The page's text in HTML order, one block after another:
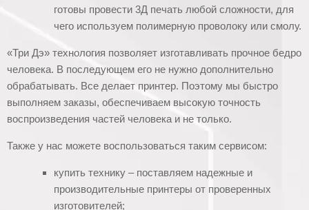
готовы провести 3Д печать любой сложности, для
чего используем полимерную проволоку или смолу.
«Три Дэ» технология позволяет изготавливать прочное бедро
человека. В последующем его не нужно дополнительно
обрабатывать. Все делает принтер. Поэтому мы быстро
выполняем заказы, обеспечиваем высокую точность
воспроизведения частей человека и не только.
Также у нас можете воспользоваться таким сервисом:
купить технику – поставляем надежные и
производительные принтеры от проверенных
изготовителей;